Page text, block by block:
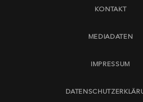
KONTAKT
MEDIADATEN
IMPRESSUM